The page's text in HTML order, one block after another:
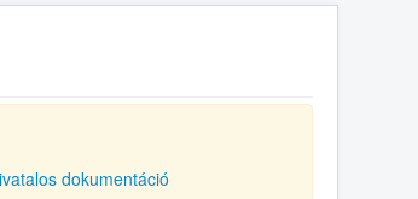
dokumentáció